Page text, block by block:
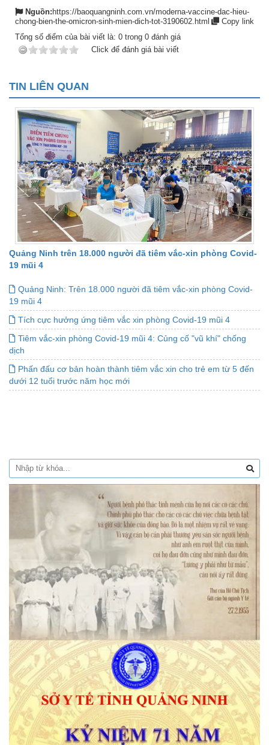
Nguồn: https://baoquangninh.com.vn/moderna-vaccine-dac-hieu-
chong-bien-the-omicron-sinh-mien-dich-tot-3190602.html
Copy link
Tổng số điểm của bài viết là: 0 trong 0 đánh giá
Click để đánh giá bài viết
TIN LIÊN QUAN
Quảng Ninh trên 18.000 người đã tiêm vắc-xin phòng Covid-
19 mũi 4
Quảng Ninh: Trên 18.000 người đã tiêm vắc-xin phòng Covid-
19 mũi 4
Tích cực hưởng ứng tiêm vắc xin phòng Covid-19 mũi 4
Tiêm vắc-xin phòng Covid-19 mũi 4: Củng cố "vũ khí" chống
dịch
Phấn đấu cơ bản hoàn thành tiêm vắc xin cho trẻ em từ 5 đến
dưới 12 tuổi trước năm học mới